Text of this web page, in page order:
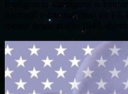
inteligencia alienígena o
nacional e internacional de
menos desde el año 1945,